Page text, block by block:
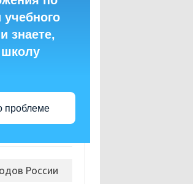
учебного
знаете,
школу
проблеме
России